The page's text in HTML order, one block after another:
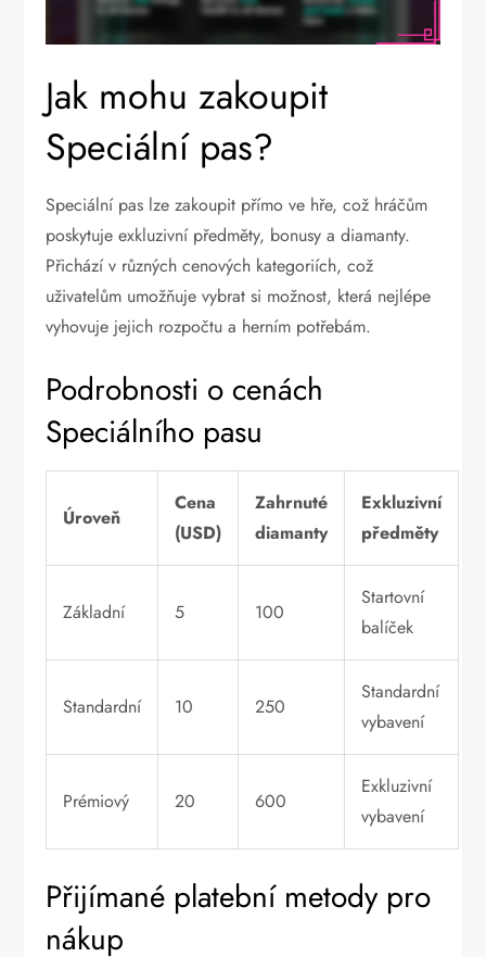
Jak mohu zakoupit
Speciální pas?
Speciální pas lze zakoupit přímo ve hře, což hráčům
poskytuje exkluzivní předměty, bonusy a diamanty.
Přichází v různých cenových kategoriích, což
uživatelům umožňuje vybrat si možnost, která nejlépe
vyhovuje jejich rozpočtu a herním potřebám.
Podrobnosti o cenách
Speciálního pasu
Úroveň
Cena
(USD)
Zahrnuté
diamanty
Exkluzivní
předměty
Základní 5 100
Startovní
balíček
Standardní 10 250
Standardní
vybavení
Prémiový 20 600
Exkluzivní
vybavení
Přijímané platební metody pro
nákup